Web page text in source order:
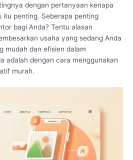
dengan pertanyaan kenapa
itu penting. Seberapa penting
bagi Anda? Tentu alasan
usaha yang sedang Anda
mudah dan efisien dalam
adalah dengan cara menggunakan
murah.